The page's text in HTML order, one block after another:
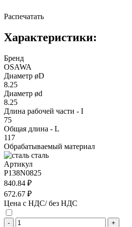
Распечатать
Характеристики:
Бренд
OSAWA
Диаметр øD
8.25
Диаметр ød
8.25
Длина рабочей части - I
75
Общая длина - L
117
Обрабатываемый материал
сталь
Артикул
P138N0825
840.84 ₽
672.67 ₽
Цена с НДС/ без НДС
- +